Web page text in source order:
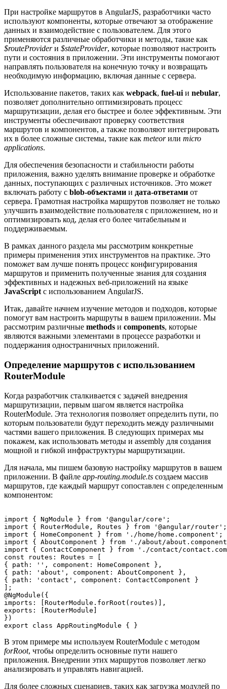
При настройке маршрутов в AngularJS, разработчики часто
используют компоненты, которые отвечают за отображение
данных и взаимодействие с пользователем. Для этого
применяются различные обработчики и методы, такие как
$routeProviderи $stateProvider, которые позволяют настроить
пути и состояния в приложении. Эти инструменты помогают
направлять пользователя на конечную точку и возвращать
необходимую информацию, включая данные с сервера.
Использование пакетов, таких как webpack, fuel-uiи nebular,
позволяет дополнительно оптимизировать процесс
маршрутизации, делая его быстрее и более эффективным. Эти
инструменты обеспечивают проверку соответствия
маршрутов и компонентов, а также позволяют интегрировать
их в более сложные системы, такие как meteorили micro
applications.
Для обеспечения безопасности и стабильности работы
приложения, важно уделять внимание проверке и обработке
данных, поступающих с различных источников. Это может
включать работу с blob-объектами и дата-ответами от
сервера. Грамотная настройка маршрутов позволяет не только
улучшить взаимодействие пользователя с приложением, но и
оптимизировать код, делая его более читабельным и
поддерживаемым.
В рамках данного раздела мы рассмотрим конкретные
примеры применения этих инструментов на практике. Это
поможет вам лучше понять процесс конфигурирования
маршрутов и применить полученные знания для создания
эффективных и надежных веб-приложений на языке
JavaScriptс использованием AngularJS.
Итак, давайте начнем изучение методов и подходов, которые
помогут вам настроить маршруты в вашем приложении. Мы
рассмотрим различные methods и components, которые
являются важными элементами в процессе разработки и
поддержания одностраничных приложений.
Определение маршрутов с использованием
RouterModule
Когда разработчик сталкивается с задачей внедрения
маршрутизации, первым шагом является настройка
RouterModule. Эта технология позволяет определить пути, по
которым пользователи будут переходить между различными
частями вашего приложения. В следующих примерах мы
покажем, как использовать методы и assembly для создания
мощной и гибкой инфраструктуры маршрутизации.
Для начала, мы пишем базовую настройку маршрутов в вашем
приложении. В файле app-routing.module.ts создаем массив
маршрутов, где каждый маршрут сопоставлен с определенным
компонентом:
import { NgModule } from '@angular/core';
import { RouterModule, Routes } from '@angular/router';
import { HomeComponent } from './home/home.component';
import { AboutComponent } from './about/
import { ContactComponent } from './contact/
const routes: Routes = [
{ path: '', component: HomeComponent },
{ path: 'about', component: AboutComponent },
{ path: 'contact', component: ContactComponent }
];
@NgModule({
imports: [RouterModule.forRoot(routes)],
exports: [RouterModule]
})
В этом примере мы используем RouterModule с методом
forRoot, чтобы определить основные пути нашего
приложения. Внедрении этих маршрутов позволяет легко
анализировать и управлять навигацией.
Для более сложных сценариев, таких как загрузка модулей по